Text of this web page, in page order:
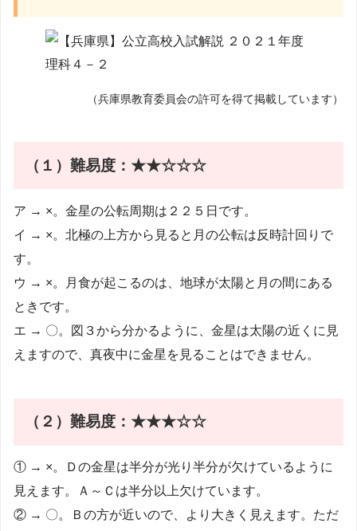
（兵庫県教育委員会の許可を得て掲載しています）
（１）難易度：★★☆☆☆
ア → ×。金星の公転周期は２２５日です。
イ → ×。北極の上方から見ると月の公転は反時計回りで
す。
ウ → ×。月食が起こるのは、地球が太陽と月の間にある
ときです。
エ → 〇。図３から分かるように、金星は太陽の近くに見
えますので、真夜中に金星を見ることはできません。
（２）難易度：★★★☆☆
① → ×。Ｄの金星は半分が光り半分が欠けているように
見えます。Ａ～Ｃは半分以上欠けています。
② → 〇。Ｂの方が近いので、より大きく見えます。ただ